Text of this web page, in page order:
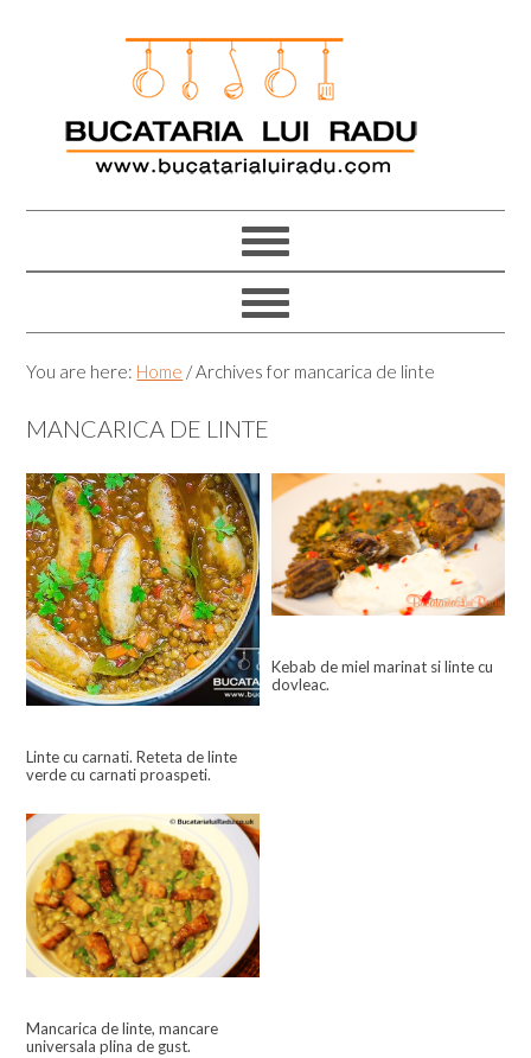
You are here: Home /Archives for mancarica de linte
MANCARICA DE LINTE
Linte cu carnati. Reteta de linte
verde cu carnati proaspeti.
Kebab de miel marinat si linte cu
dovleac.
Mancarica de linte, mancare
universala plina de gust.